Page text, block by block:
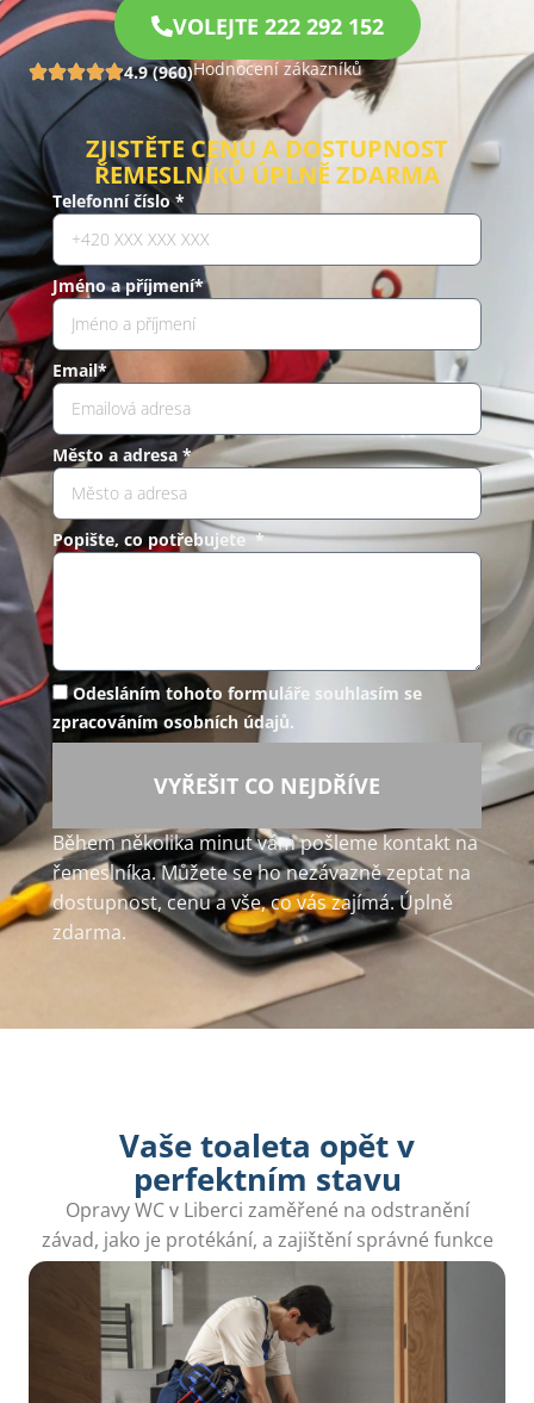
VOLEJTE 222 292 152
4.9 (960)Hodnocení zákazníků
ZJISTĚTE CENU A DOSTUPNOST
ŘEMESLNÍKŮ ÚPLNĚ ZDARMA
Telefonní číslo *
Jméno a příjmení*
Email*
Město a adresa *
Popište, co potřebujete *
Odesláním tohoto formuláře souhlasím se
zpracováním osobních údajů.
VYŘEŠIT CO NEJDŘÍVE
Během několika minut vám pošleme kontakt na
řemeslníka. Můžete se ho nezávazně zeptat na
dostupnost, cenu a vše, co vás zajímá. Úplně
zdarma.
Vaše toaleta opět v
perfektním stavu
Opravy WC v Liberci zaměřené na odstranění
závad, jako je protékání, a zajištění správné funkce
toalety. Spolehlivý servis pro vaši spokojenost.